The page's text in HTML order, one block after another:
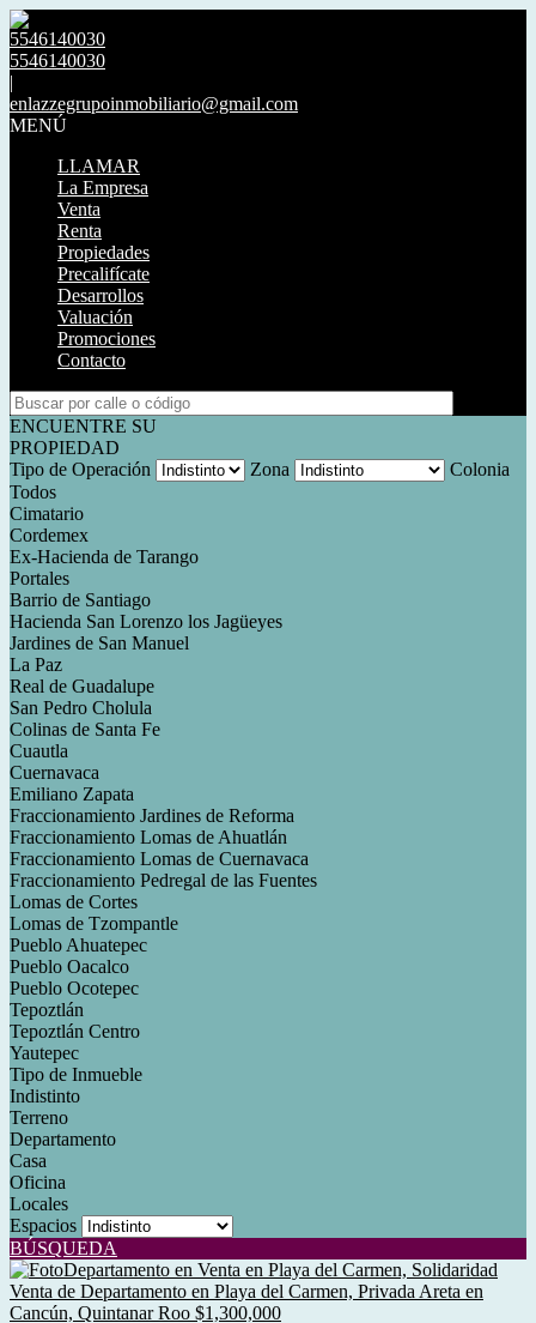
5546140030
5546140030
|
enlazzegrupoinmobiliario@gmail.com
MENÚ
LLAMAR
La Empresa
Venta
Renta
Propiedades
Precalifícate
Desarrollos
Valuación
Promociones
Contacto
ENCUENTRE SU
PROPIEDAD
Tipo de Operación
Zona
Colonia
Todos
Cimatario
Cordemex
Ex-Hacienda de Tarango
Portales
Barrio de Santiago
Hacienda San Lorenzo los Jagüeyes
Jardines de San Manuel
La Paz
Real de Guadalupe
San Pedro Cholula
Colinas de Santa Fe
Cuautla
Cuernavaca
Emiliano Zapata
Fraccionamiento Jardines de Reforma
Fraccionamiento Lomas de Ahuatlán
Fraccionamiento Lomas de Cuernavaca
Fraccionamiento Pedregal de las Fuentes
Lomas de Cortes
Lomas de Tzompantle
Pueblo Ahuatepec
Pueblo Oacalco
Pueblo Ocotepec
Tepoztlán
Tepoztlán Centro
Yautepec
Tipo de Inmueble
Indistinto
Terreno
Departamento
Casa
Oficina
Locales
Espacios
BÚSQUEDA